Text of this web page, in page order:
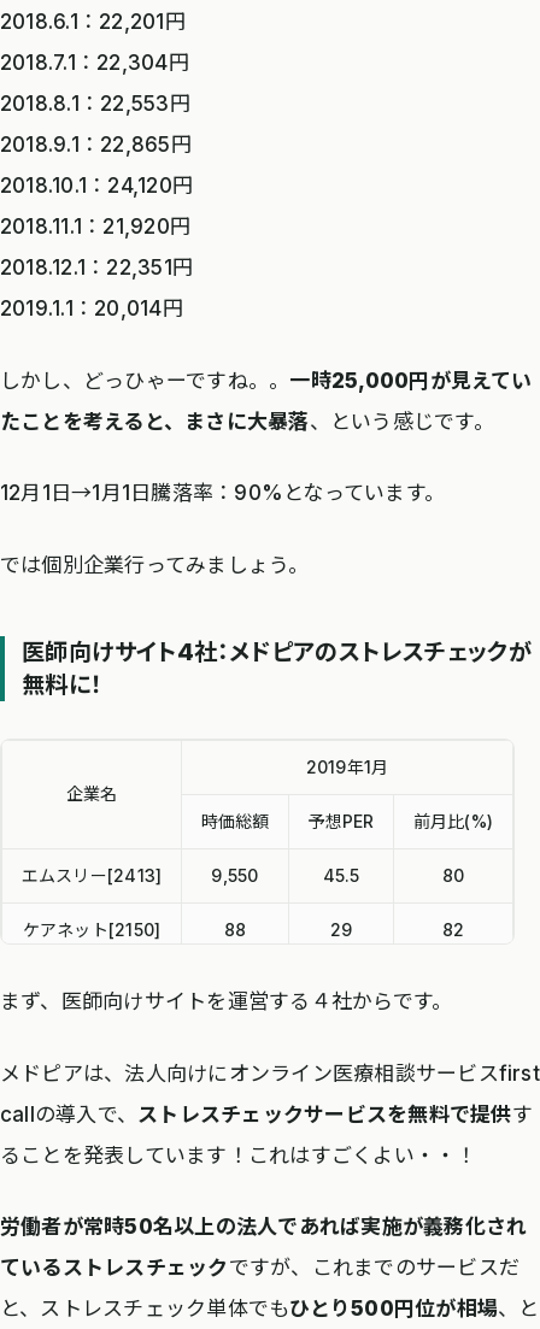
2018.6.1：22,201円
2018.7.1：22,304円
2018.8.1：22,553円
2018.9.1：22,865円
2018.10.1：24,120円
2018.11.1：21,920円
2018.12.1：22,351円
2019.1.1：20,014円
しかし、どっひゃーですね。。 一時25,000円が見えてい
たことを考えると、まさに大暴落、という感じです。
12月1日→1月1日騰落率：90%となっています。
では個別企業行ってみましょう。
医師向けサイト4社：メドピアのストレスチェックが
無料に！
企業名
2019年1月
時価総額 予想PER 前月比(%)
エムスリー[2413] 9,550 45.5 80
ケアネット[2150] 88 29 82
まず、医師向けサイトを運営する４社からです。
メドピアは、法人向けにオンライン医療相談サービスfirst
callの導入で、 ストレスチェックサービスを無料で提供す
ることを発表しています！これはすごくよい・・！
労働者が常時50名以上の法人であれば実施が義務化され
ているストレスチェック ですが、これまでのサービスだ
と、ストレスチェック単体でもひとり500円位が相場、と